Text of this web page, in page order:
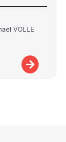
VOLLE